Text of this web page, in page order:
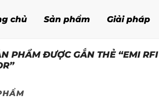
chủ Sản phẩm Giải pháp
PHẨM ĐƯỢC GẮN THẺ “EMI RFI